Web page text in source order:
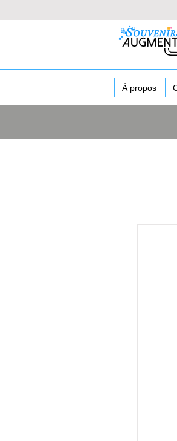
À propos